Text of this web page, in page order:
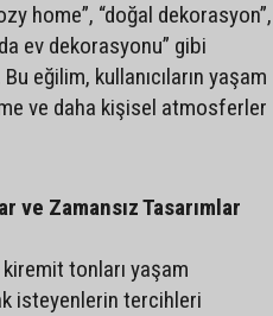
home”, “doğal dekorasyon”,
ev dekorasyonu” gibi
eğilim, kullanıcıların yaşam
ve daha kişisel atmosferler
ve Zamansız Tasarımlar
tonları yaşam
isteyenlerin tercihleri